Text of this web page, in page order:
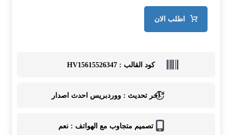
اطلب الان
كود القالب : HV15615526347
آخر تحديث : ووردبريس احدث اصدار
تصميم متجاوب مع الهواتف : نعم